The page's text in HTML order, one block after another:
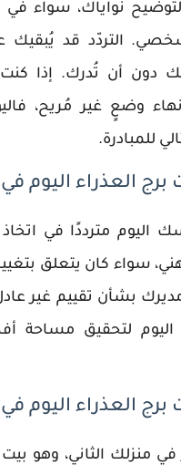
نواياك، سواء في
التردّد قد يُبقيك
دون أن تُدرك. إذا
إنهاء وضعٍ غير مُريح،
للمبادرة.
برج العذراء اليوم
اليوم مترددًا في
سواء كان يتعلق
بشأن تقييم غير
لتحقيق مساحة
برج العذراء اليوم
في منزلك الثاني، وهو بيت